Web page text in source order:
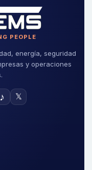
PEOPLE
energía, seguridad
y operaciones
♪ 𝕏